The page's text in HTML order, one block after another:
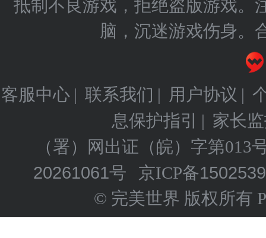
抵制不良游戏，拒绝盗版游戏。
脑，沉迷游戏伤身。
客服中心 | 联系我们 | 用户协议 |
息保护指引 | 家长
（署）网出证（皖）字第013
20261061号 京ICP备
© 完美世界 版权所有